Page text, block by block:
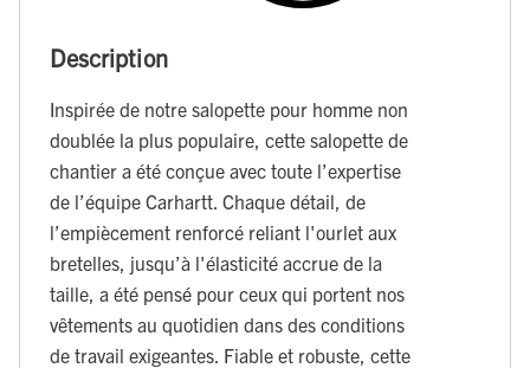
Description
Inspirée de notre salopette pour homme non
doublée la plus populaire, cette salopette de
chantier a été conçue avec toute l’expertise
de l’équipe Carhartt. Chaque détail, de
l’empiècement renforcé reliant l'ourlet aux
bretelles, jusqu’à l'élasticité accrue de la
taille, a été pensé pour ceux qui portent nos
vêtements au quotidien dans des conditions
de travail exigeantes. Fiable et robuste, cette